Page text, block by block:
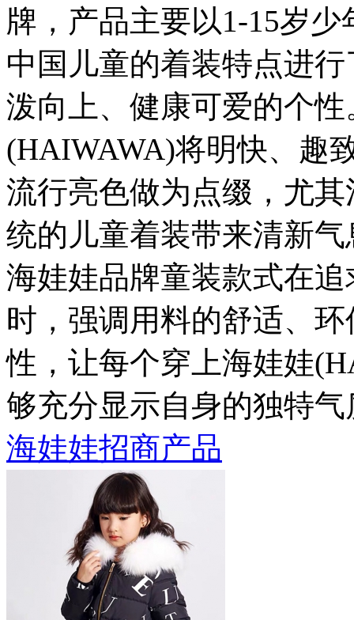
牌，产品主要以1-15岁
中国儿童的着装特点进
泼向上、健康可爱的个
(HAIWAWA)将明快、趣
流行亮色做为点缀，尤
统的儿童着装带来清新气
海娃娃品牌童装款式在
时，强调用料的舒适、
性，让每个穿上海娃娃
够充分显示自身的独特气
海娃娃招商产品